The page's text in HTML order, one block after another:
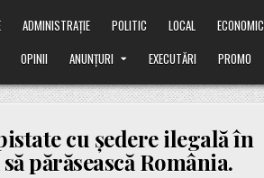
ADMINISTRAȚIE POLITIC LOCAL ECONOMIC
OPINII ANUNȚURI EXECUTĂRI PROMO
cu ședere ilegală în
părăsească România.